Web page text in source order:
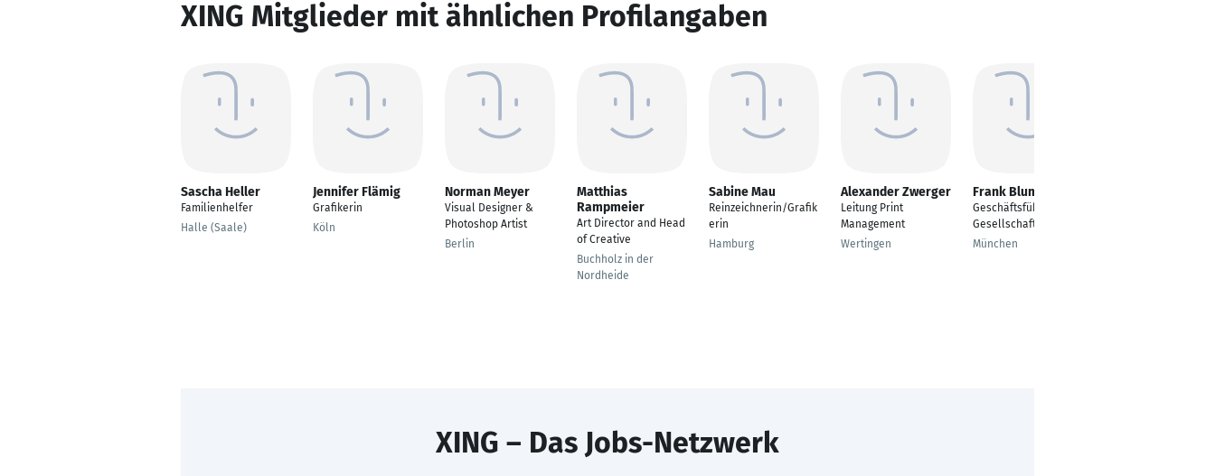
XING Mitglieder mit ähnlichen Profilangaben
Sascha Heller
Familienhelfer
Halle (Saale)
Jennifer Flämig
Grafikerin
Köln
Norman Meyer
Visual Designer &
Photoshop Artist
Berlin
Matthias
Rampmeier
Art Director and Head
of Creative
Buchholz in der
Nordheide
Sabine Mau
Reinzeichnerin/Grafik
erin
Hamburg
Alexander Zwerger
Leitung Print
Management
Wertingen
Frank Blum
Geschäftsführender
Gesellschafter
München
XING – Das Jobs-Netzwerk